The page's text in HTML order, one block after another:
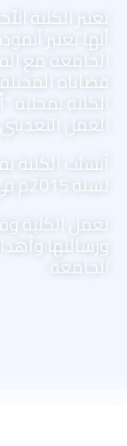
تعتبر الكلية
أنها تعتبر
الجامعة مع
قضاياه
الكلية بمحلية
العمل التعديني
لسنة 2015م في أكتوبر 2015م.
تعمل الكلية
ورسالتها
الجامعة.